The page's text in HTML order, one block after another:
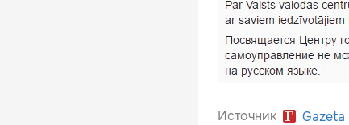
Источник Gazeta